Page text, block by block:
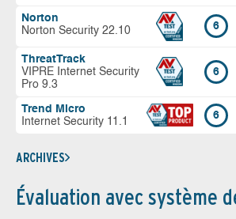
Norton
Norton Security 22.10
6
ThreatTrack
VIPRE Internet Security
Pro 9.3
6
Trend Micro
Internet Security 11.1
6
ARCHIVES
Évaluation avec système